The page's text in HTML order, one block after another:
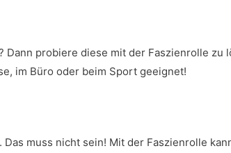
probiere diese mit der Faszienrolle zu
im Büro oder beim Sport geeignet!
muss nicht sein! Mit der Faszienrolle